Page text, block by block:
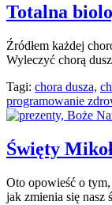
Totalna
Źródłem każdej
Wyleczyć chorą
Tagi: chora dusza,
programowanie
Święty
Oto opowieść o
jak zmienia się nasz